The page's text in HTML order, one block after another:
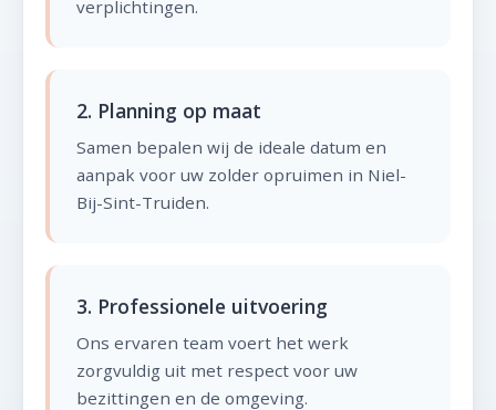
verplichtingen.
2. Planning op maat
Samen bepalen wij de ideale datum en
aanpak voor uw zolder opruimen in Niel-
Bij-Sint-Truiden.
3. Professionele uitvoering
Ons ervaren team voert het werk
zorgvuldig uit met respect voor uw
bezittingen en de omgeving.